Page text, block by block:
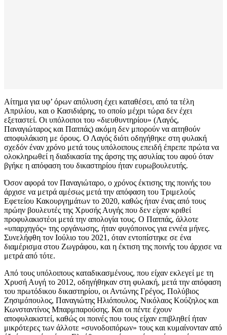
Αίτημα για υφ’ όρων απόλυση έχει καταθέσει, από τα τέλη
Απριλίου, και ο Κασιδιάρης, το οποίο μέχρι τώρα δεν έχει
εξεταστεί. Οι υπόλοιποι του «διευθυντηρίου» (Λαγός,
Παναγιώταρος και Παππάς) ακόμη δεν μπορούν να αιτηθούν
αποφυλάκιση με όρους. Ο Λαγός διότι οδηγήθηκε στη φυλακή
σχεδόν έναν χρόνο μετά τους υπόλοιπους επειδή έπρεπε πρώτα να
ολοκληρωθεί η διαδικασία της άρσης της ασυλίας του αφού όταν
βγήκε η απόφαση του δικαστηρίου ήταν ευρωβουλευτής.
Όσον αφορά τον Παναγιώταρο, ο χρόνος έκτισης της ποινής του
άρχισε να μετρά αμέσως μετά την απόφαση του Τριμελούς
Εφετείου Κακουργημάτων το 2020, καθώς ήταν ένας από τους
πρώην βουλευτές της Χρυσής Αυγής που δεν είχαν κριθεί
προφυλακιστέοι μετά την απολογία τους. Ο Παππάς, άλλοτε
«υπαρχηγός» της οργάνωσης, ήταν φυγόποινος για εννέα μήνες.
Συνελήφθη τον Ιούλιο του 2021, όταν εντοπίστηκε σε ένα
διαμέρισμα στου Ζωγράφου, και η έκτιση της ποινής του άρχισε να
μετρά από τότε.
Από τους υπόλοιπους καταδικασμένους, που είχαν εκλεγεί με τη
Χρυσή Αυγή το 2012, οδηγήθηκαν στη φυλακή, μετά την απόφαση
του πρωτόδικου δικαστηρίου, οι Αντώνης Γρέγος, Πολύβιος
Ζησιμόπουλος, Παναγιώτης Ηλιόπουλος, Νικόλαος Κούζηλος και
Κωνσταντίνος Μπαρμπαρούσης. Και οι πέντε έχουν
αποφυλακιστεί, καθώς οι ποινές που τους είχαν επιβληθεί ήταν
μικρότερες των άλλοτε «συνοδοιπόρων» τους και κυμαίνονταν από